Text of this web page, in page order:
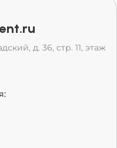
д. 36, стр. 11, этаж